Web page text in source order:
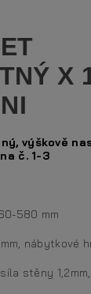
X
výškově
č. 1-3
580 mm
nábytkové
stěny